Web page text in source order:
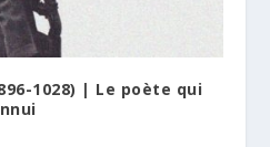
1028) | Le poète qui